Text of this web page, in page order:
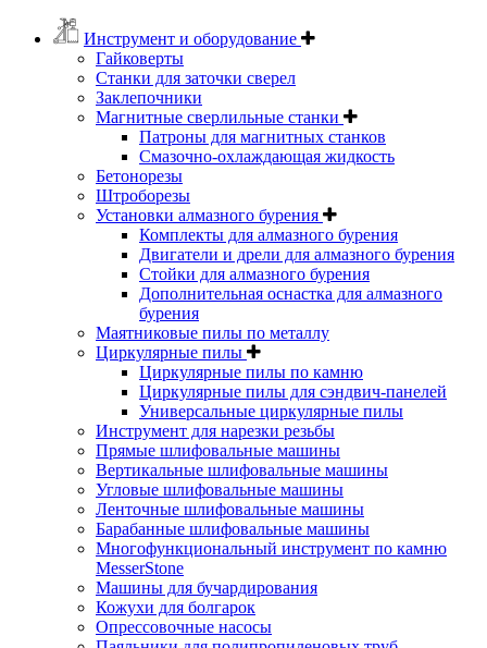
Инструмент и оборудование
Гайковерты
Станки для заточки сверел
Заклепочники
Магнитные сверлильные станки
Патроны для магнитных станков
Смазочно-охлаждающая жидкость
Бетонорезы
Штроборезы
Установки алмазного бурения
Комплекты для алмазного бурения
Двигатели и дрели для алмазного бурения
Стойки для алмазного бурения
Дополнительная оснастка для алмазного
бурения
Маятниковые пилы по металлу
Циркулярные пилы
Циркулярные пилы по камню
Циркулярные пилы для сэндвич-панелей
Универсальные циркулярные пилы
Инструмент для нарезки резьбы
Прямые шлифовальные машины
Вертикальные шлифовальные машины
Угловые шлифовальные машины
Ленточные шлифовальные машины
Барабанные шлифовальные машины
Многофункциональный инструмент по камню
MesserStone
Машины для бучардирования
Кожухи для болгарок
Опрессовочные насосы